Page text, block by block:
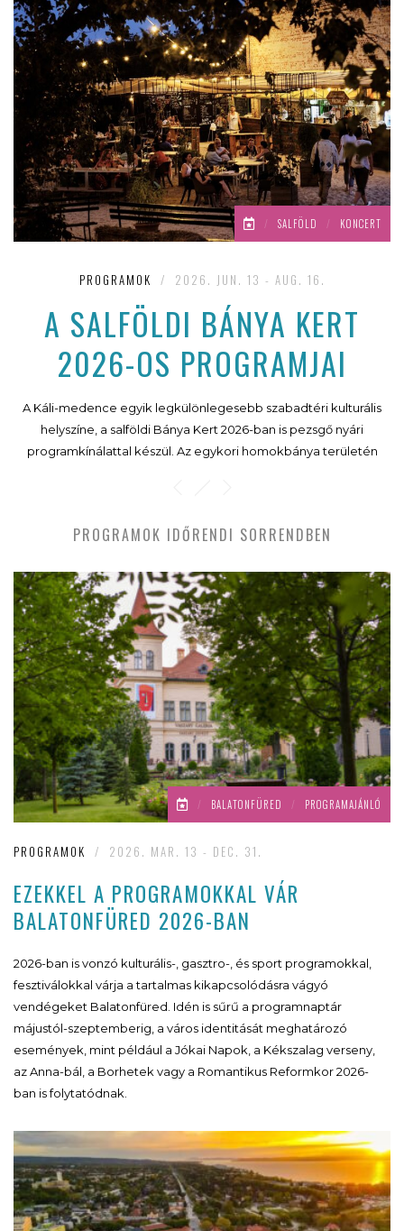
/ SALFÖLD / KONCERT
PROGRAMOK / 2026. JUN. 13 - AUG. 16.
A SALFÖLDI BÁNYA KERT
2026-OS PROGRAMJAI
A Káli-medence egyik legkülönlegesebb szabadtéri kulturális
helyszíne, a salföldi Bánya Kert 2026-ban is pezsgő nyári
programkínálattal készül. Az egykori homokbánya területén
PROGRAMOK IDŐRENDI SORRENDBEN
/ BALATONFÜRED / PROGRAMAJÁNLÓ
PROGRAMOK / 2026. MAR. 13 - DEC. 31.
EZEKKEL A PROGRAMOKKAL VÁR
BALATONFÜRED 2026-BAN
2026-ban is vonzó kulturális-, gasztro-, és sport programokkal,
fesztiválokkal várja a tartalmas kikapcsolódásra vágyó
vendégeket Balatonfüred. Idén is sűrű a programnaptár
májustól-szeptemberig, a város identitását meghatározó
események, mint például a Jókai Napok, a Kékszalag verseny,
az Anna-bál, a Borhetek vagy a Romantikus Reformkor 2026-
ban is folytatódnak.